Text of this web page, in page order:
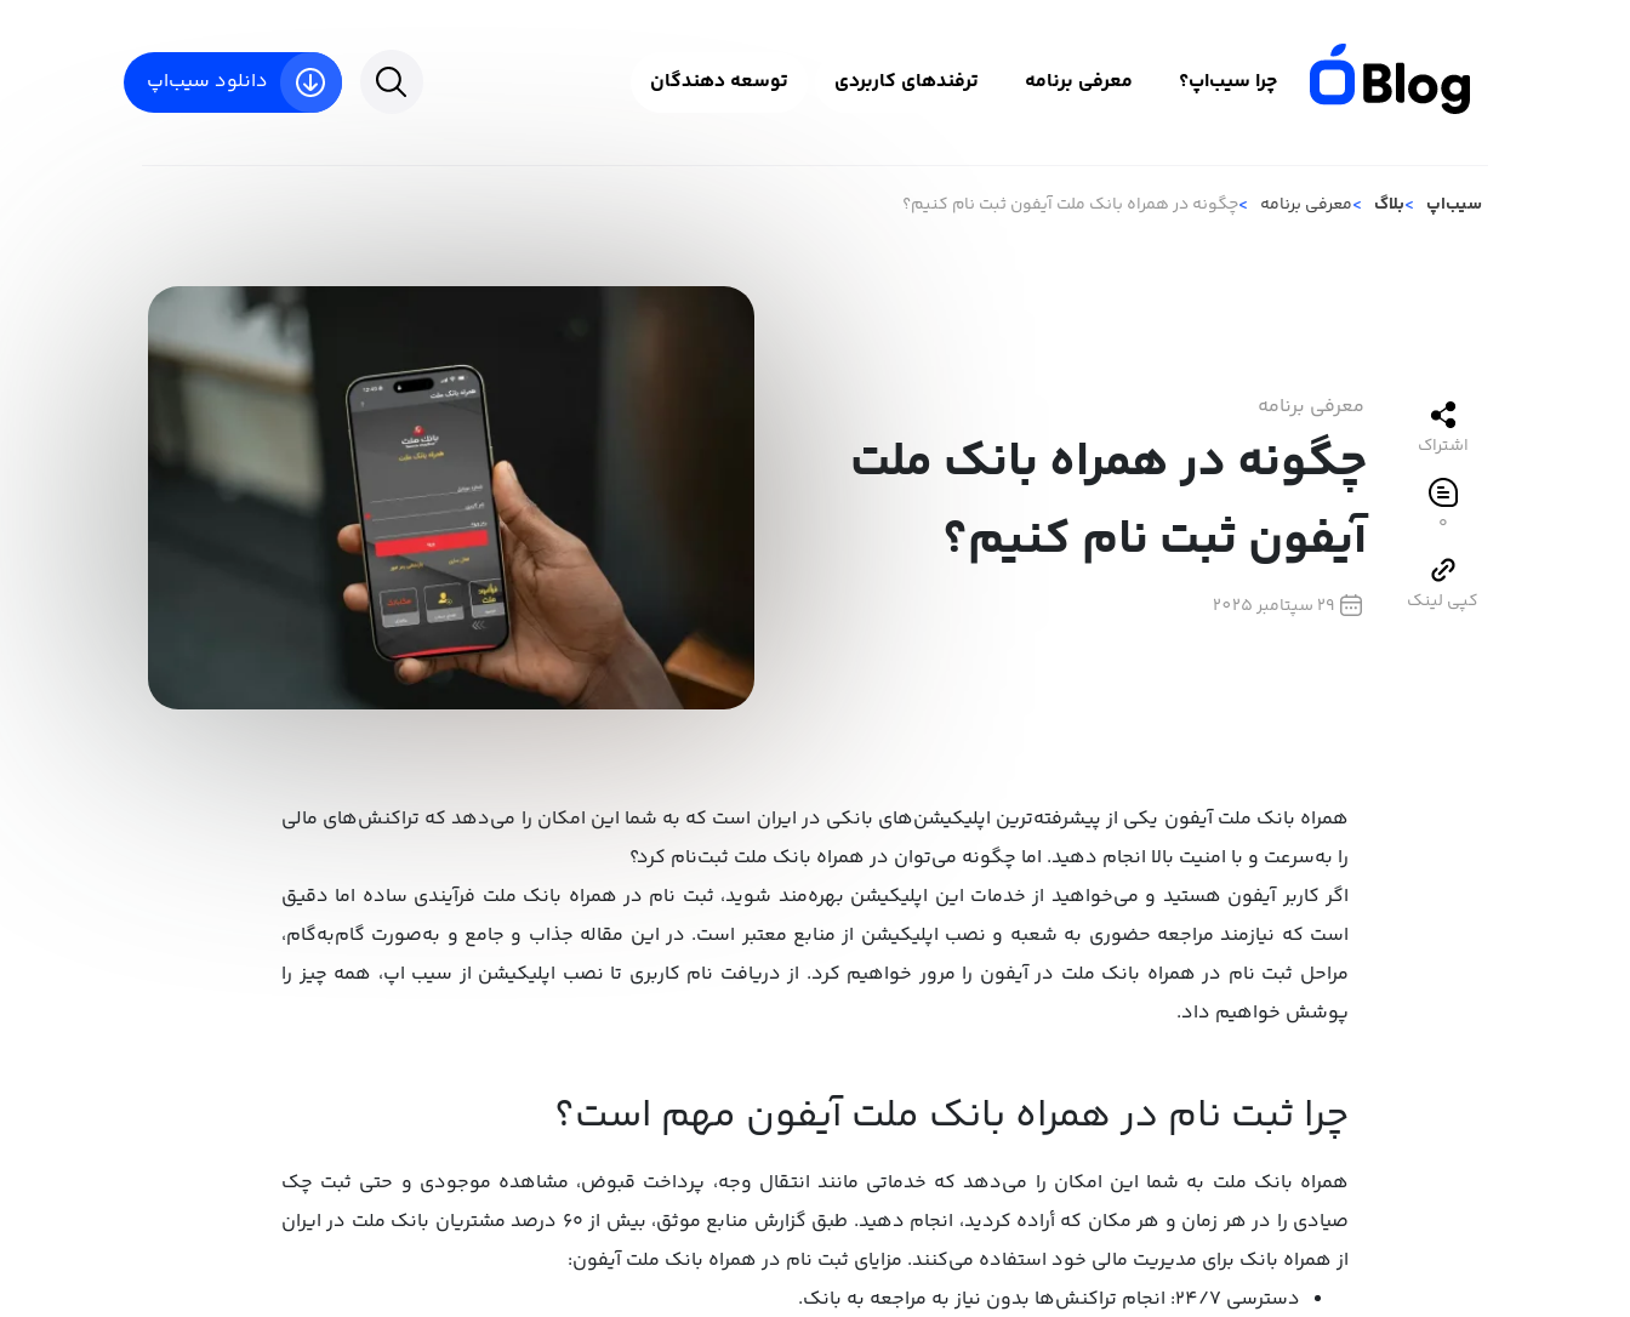
چرا سیب‌اپ؟ معرفی برنامه ترفندهای کاربردی توسعه دهندگان دانلود سیب‌اپ
سیب‌اپ بلاگ معرفی برنامه چگونه در همراه بانک ملت آیفون ثبت نام کنیم؟
معرفی برنامه
چگونه در همراه بانک ملت
آیفون ثبت نام کنیم؟
29 سپتامبر 2025
اشتراک
۰
کپی لینک
همراه بانک ملت آیفون یکی از پیشرفته‌ترین اپلیکیشن‌های بانکی در ایران است که به شما این امکان را می‌دهد که تراکنش‌های مالی
را به‌سرعت و با امنیت بالا انجام دهید. اما چگونه می‌توان در همراه بانک ملت ثبت‌نام کرد؟
اگر کاربر آیفون هستید و می‌خواهید از خدمات این اپلیکیشن بهره‌مند شوید، ثبت نام در همراه بانک ملت فرآیندی ساده اما دقیق
است که نیازمند مراجعه حضوری به شعبه و نصب اپلیکیشن از منابع معتبر است. در این مقاله جذاب و جامع و به‌صورت گام‌به‌گام،
مراحل ثبت نام در همراه بانک ملت در آیفون را مرور خواهیم کرد. از دریافت نام کاربری تا نصب اپلیکیشن از سیب اپ، همه چیز را
پوشش خواهیم داد.
چرا ثبت نام در همراه بانک ملت آیفون مهم است؟
همراه بانک ملت به شما این امکان را می‌دهد که خدماتی مانند انتقال وجه، پرداخت قبوض، مشاهده موجودی و حتی ثبت چک
صیادی را در هر زمان و هر مکان که أراده کردید، انجام دهید. طبق گزارش منابع موثق، بیش از ۶۰ درصد مشتریان بانک ملت در ایران
از همراه بانک برای مدیریت مالی خود استفاده می‌کنند. مزایای ثبت نام در همراه بانک ملت آیفون:
دسترسی 24/7: انجام تراکنش‌ها بدون نیاز به مراجعه به بانک.